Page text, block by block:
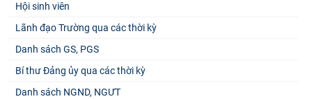
Hội sinh viên
Lãnh đạo Trường qua các thời kỳ
Danh sách GS, PGS
Bí thư Đảng ủy qua các thời kỳ
Danh sách NGND, NGƯT